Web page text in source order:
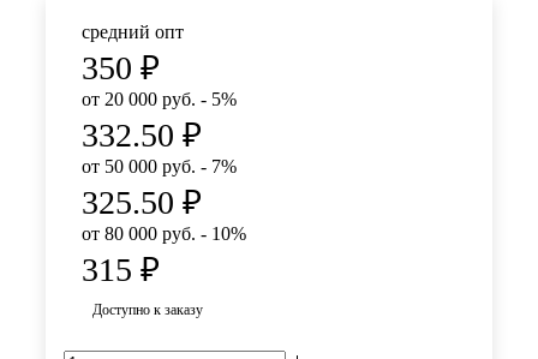
средний опт
350 ₽
от 20 000 руб. - 5%
332.50 ₽
от 50 000 руб. - 7%
325.50 ₽
от 80 000 руб. - 10%
315 ₽
Доступно к заказу